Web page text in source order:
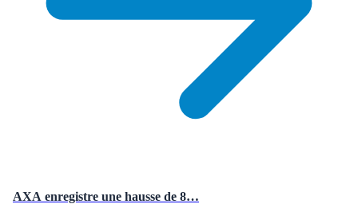
AXA enregistre une hausse de 8…